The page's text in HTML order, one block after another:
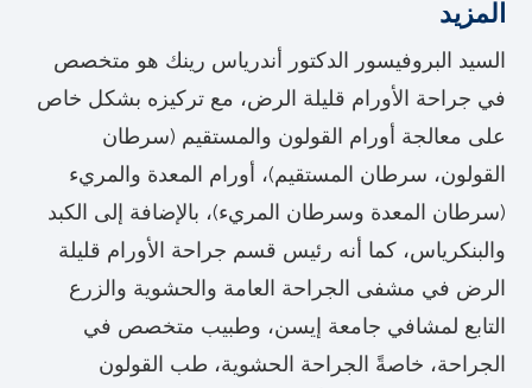
المزيد
السيد البروفيسور الدكتور أندرياس رينك هو متخصص
في جراحة الأورام قليلة الرض، مع تركيزه بشكل خاص
على معالجة أورام القولون والمستقيم (سرطان
القولون، سرطان المستقيم)، أورام المعدة والمريء
(سرطان المعدة وسرطان المريء)، بالإضافة إلى الكبد
والبنكرياس، كما أنه رئيس قسم جراحة الأورام قليلة
الرض في مشفى الجراحة العامة والحشوية والزرع
التابع لمشافي جامعة إيسن، وطبيب متخصص في
الجراحة، خاصةً الجراحة الحشوية، طب القولون